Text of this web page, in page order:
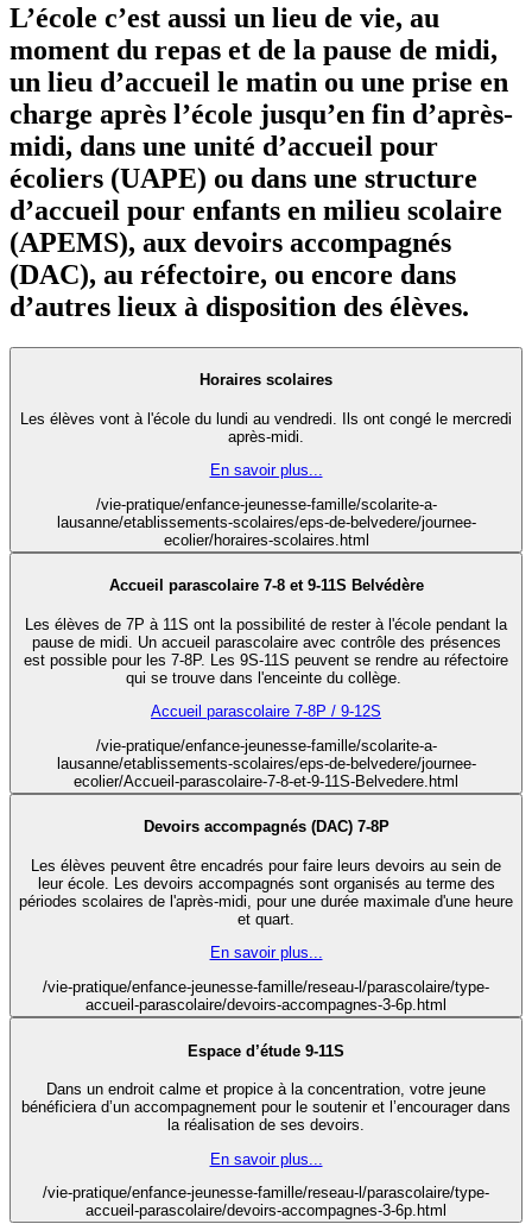
L’école c’est aussi un lieu de vie, au
moment du repas et de la pause de midi,
un lieu d’accueil le matin ou une prise en
charge après l’école jusqu’en fin d’après-
midi, dans une unité d’accueil pour
écoliers (UAPE) ou dans une structure
d’accueil pour enfants en milieu scolaire
(APEMS), aux devoirs accompagnés
(DAC), au réfectoire, ou encore dans
d’autres lieux à disposition des élèves.
Horaires scolaires
Les élèves vont à l'école du lundi au vendredi. Ils ont congé le mercredi
après-midi.
En savoir plus...
/vie-pratique/enfance-jeunesse-famille/scolarite-a-
lausanne/etablissements-scolaires/eps-de-belvedere/journee-
ecolier/horaires-scolaires.html
Accueil parascolaire 7-8 et 9-11S Belvédère
Les élèves de 7P à 11S ont la possibilité de rester à l'école pendant la
pause de midi. Un accueil parascolaire avec contrôle des présences
est possible pour les 7-8P. Les 9S-11S peuvent se rendre au réfectoire
qui se trouve dans l'enceinte du collège.
Accueil parascolaire 7-8P / 9-12S
/vie-pratique/enfance-jeunesse-famille/scolarite-a-
lausanne/etablissements-scolaires/eps-de-belvedere/journee-
ecolier/Accueil-parascolaire-7-8-et-9-11S-Belvedere.html
Devoirs accompagnés (DAC) 7-8P
Les élèves peuvent être encadrés pour faire leurs devoirs au sein de
leur école. Les devoirs accompagnés sont organisés au terme des
périodes scolaires de l'après-midi, pour une durée maximale d'une heure
et quart.
En savoir plus...
/vie-pratique/enfance-jeunesse-famille/reseau-l/parascolaire/type-
accueil-parascolaire/devoirs-accompagnes-3-6p.html
Espace d’étude 9-11S
Dans un endroit calme et propice à la concentration, votre jeune
bénéficiera d’un accompagnement pour le soutenir et l’encourager dans
la réalisation de ses devoirs.
En savoir plus...
/vie-pratique/enfance-jeunesse-famille/reseau-l/parascolaire/type-
accueil-parascolaire/devoirs-accompagnes-3-6p.html